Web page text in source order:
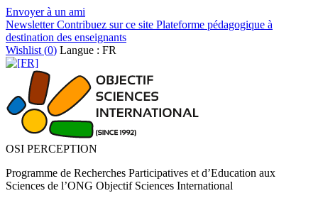
Envoyer à un ami
NewsletterContribuez sur ce site Plateforme pédagogique à
destination des enseignants
Wishlist (0) Langue : FR
OSI PERCEPTION
Programme de Recherches Participatives et d’Education aux
Sciences de l’ONG Objectif Sciences International